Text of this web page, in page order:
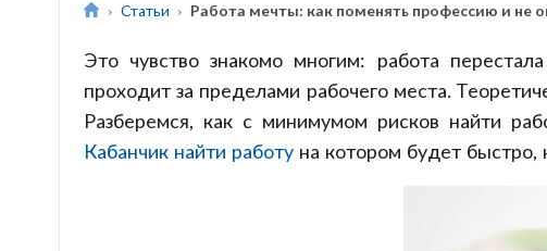
Статьи Работа мечты: как поменять профессию и не
Это чувство знакомо многим: работа
проходит за пределами рабочего места.
Разберемся, как с минимумом рисков найти
Кабанчик найти работуна котором будет быстро,